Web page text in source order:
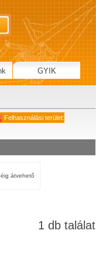
Felhasználási terület:
átvehető
1 db találat
GYIK